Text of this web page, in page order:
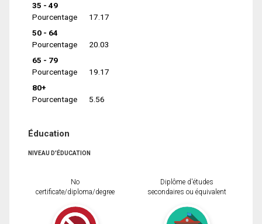
35 - 49
Pourcentage
17.17
50 - 64
Pourcentage
20.03
65 - 79
Pourcentage
19.17
80+
Pourcentage
5.56
Éducation
NIVEAU D'ÉDUCATION
No
certificate/diploma/degree
Diplôme d'études
secondaires ou équivalent